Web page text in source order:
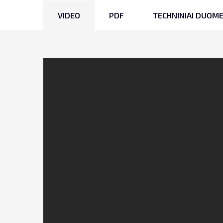
VIDEO PDF TECHNINIAI